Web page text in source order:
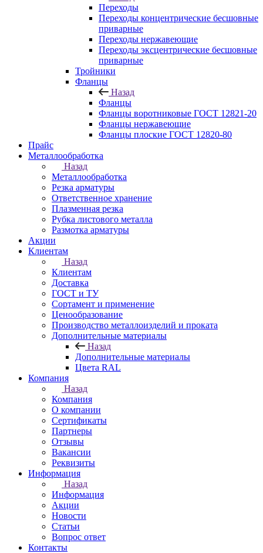
Переходы
Переходы концентрические бесшовные
приварные
Переходы нержавеющие
Переходы эксцентрические бесшовные
приварные
Тройники
Фланцы
Назад
Фланцы
Фланцы воротниковые ГОСТ 12821-20
Фланцы нержавеющие
Фланцы плоские ГОСТ 12820-80
Прайс
Металлообработка
Назад
Металлообработка
Резка арматуры
Ответственное хранение
Плазменная резка
Рубка листового металла
Размотка арматуры
Акции
Клиентам
Назад
Клиентам
Доставка
ГОСТ и ТУ
Сортамент и применение
Ценообразование
Производство металлоизделий и проката
Дополнительные материалы
Назад
Дополнительные материалы
Цвета RAL
Компания
Назад
Компания
О компании
Сертификаты
Партнеры
Отзывы
Вакансии
Реквизиты
Информация
Назад
Информация
Акции
Новости
Статьи
Вопрос ответ
Контакты